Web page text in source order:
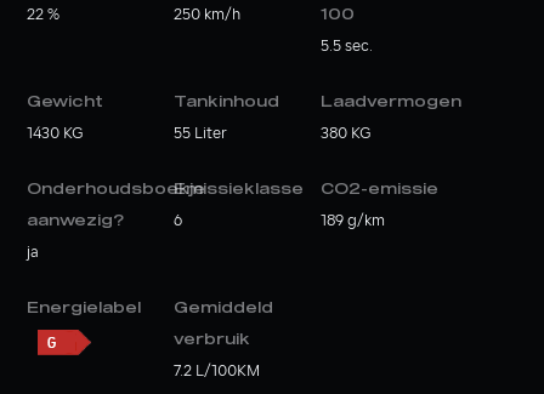
22 % 250 km/h 100
5.5 sec.
Gewicht
1430 KG
Tankinhoud
55 Liter
Laadvermogen
380 KG
Onderhoudsboekje
aanwezig?
ja
Emissieklasse
6
CO2-emissie
189 g/km
Energielabel Gemiddeld
verbruik
7.2 L/100KM